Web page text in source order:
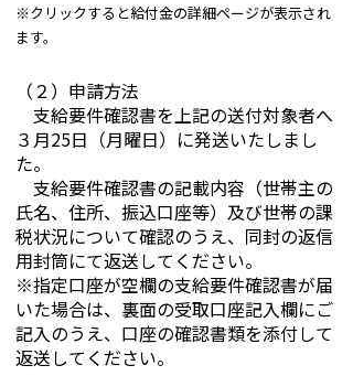
※クリックすると給付金の詳細ページが表示され
ます。
（２）申請方法
支給要件確認書を上記の送付対象者へ
３月25日（月曜日）に発送いたしまし
た。
支給要件確認書の記載内容（世帯主の
氏名、住所、振込口座等）及び世帯の課
税状況について確認のうえ、同封の返信
用封筒にて返送してください。
※指定口座が空欄の支給要件確認書が届
いた場合は、裏面の受取口座記入欄にご
記入のうえ、口座の確認書類を添付して
返送してください。